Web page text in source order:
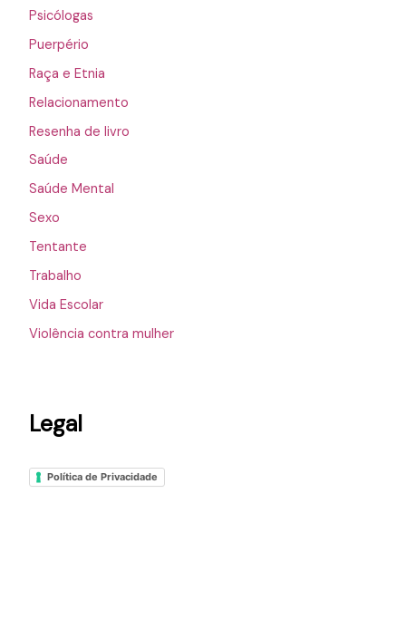
Psicólogas
Puerpério
Raça e Etnia
Relacionamento
Resenha de livro
Saúde
Saúde Mental
Sexo
Tentante
Trabalho
Vida Escolar
Violência contra mulher
Legal
Política de Privacidade